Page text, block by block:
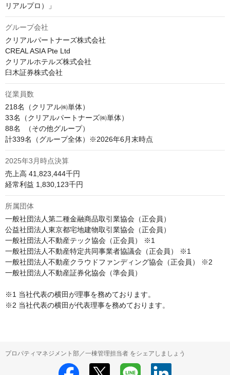
リアルプロ）」
グループ会社
クリアルパートナーズ株式会社
CREAL ASIA Pte Ltd
クリアルホテルズ株式会社
臼木証券株式会社
従業員数
218名（クリアル㈱単体）
33名（クリアルパートナーズ㈱単体）
88名  （その他グループ）
計339名（グループ全体）※2026年6月末時点
2025年3月時点決算
売上高 41,823,444千円
経常利益 1,830,123千円
所属団体
一般社団法人第二種金融商品取引業協会（正会員）
公益社団法人東京都宅地建物取引業協会（正会員）
一般社団法人不動産テック協会（正会員） ※1
一般社団法人不動産特定共同事業者協議会（正会員） ※1
一般社団法人不動産クラウドファンディング協会（正会員） ※2
一般社団法人不動産証券化協会（準会員）
※1 当社代表の横田が理事を務めております。
※2 当社代表の横田が代表理事を務めております。
プロパティマネジメント部／一棟管理担当者 をシェアしましょう